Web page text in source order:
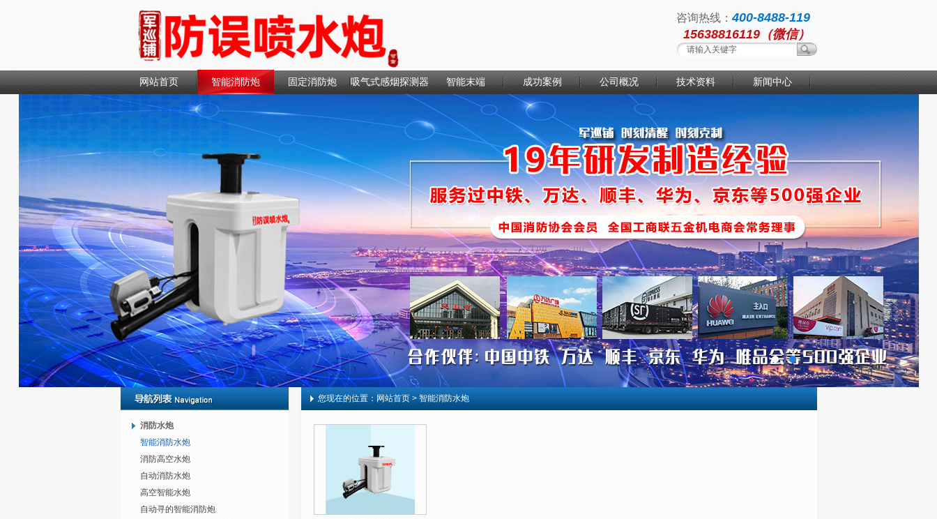
咨询热线：400-8488-119
15638816119（微信）
网站首页 智能消防炮 固定消防炮 吸气式感烟探测器 智能末端 成功案例 公司概况 技术资料 新闻中心
联系我们
消防水炮
智能消防水炮
消防高空水炮
自动消防水炮
高空智能水炮
自动寻的智能消防炮
您现在的位置： 网站首页> 智能消防水炮